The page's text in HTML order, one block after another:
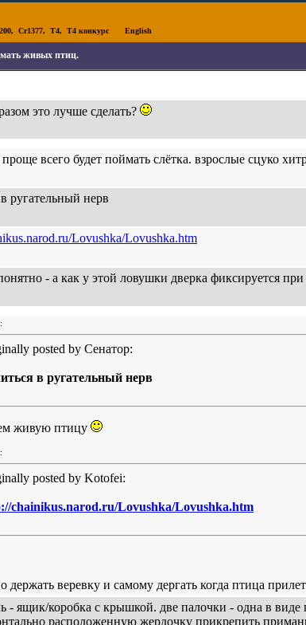
, Cr1377, T4, T4 конкурс English
живых птиц.
это лучше сделать?
всего будет поймать слётка. взрослые сцуко
ругательный нерв
Lovushka/Lovushka.htm
- а как у этой ловушки дверка фиксируется
posted by Сенатор:
в ругательный нерв
живую птицу
posted by Kotofei:
chainikus.narod.ru/Lovushka/Lovushka.htm
веревку и самому дергать когда птица
- ящик/коробка с крышкой. две палочки - одна в
расположенную жердочку прикрепить